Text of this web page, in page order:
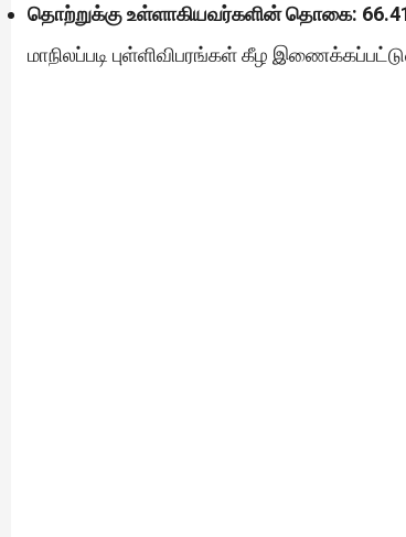
தொற்றுக்கு உள்ளாகியவர்களின் தொகை:
மாநிலப்படி புள்ளிவிபரங்கள் கீழ